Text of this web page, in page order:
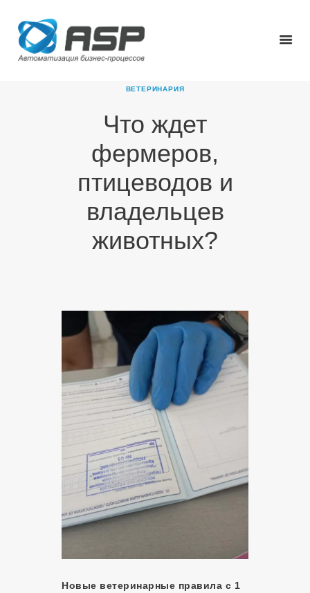
ВЕТЕРИНАРИЯ
Что ждет
фермеров,
птицеводов и
владельцев
животных?
ГЛАВНАЯ
О КОМПАНИИ
НОВОСТИ
КАРЬЕРА
ПАРТНЕРЫ
КОНТАКТЫ
Новые ветеринарные правила с 1